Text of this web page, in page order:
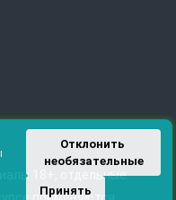
18+, отдельные
Отклонить
необязательные
Принять